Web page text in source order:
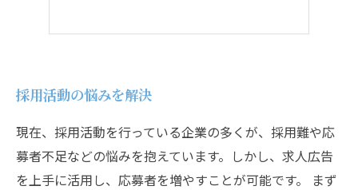
採用活動の悩みを解決
現在、採用活動を行っている企業の多くが、採用難や応
募者不足などの悩みを抱えています。しかし、求人広告
を上手に活用し、応募者を増やすことが可能です。 まず